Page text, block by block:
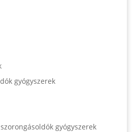
gyógyszerek
gyógyszerek